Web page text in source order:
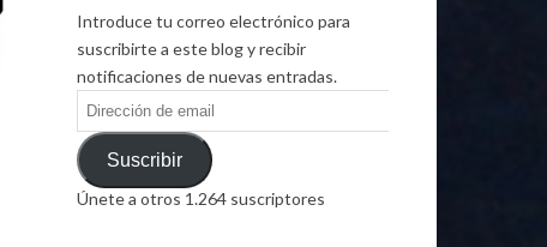
Introduce tu correo electrónico para
suscribirte a este blog y recibir
notificaciones de nuevas entradas.
Dirección
de
emailSuscribir
Únete a otros 1.264 suscriptores